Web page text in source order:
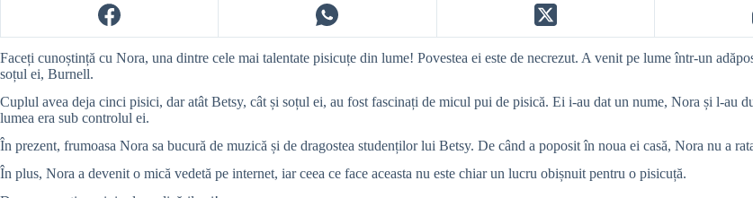
Faceți cunoștință cu Nora, una dintre cele mai talentate pisicuțe din lume! Povestea ei este de necrezut. A venit pe lume într-un
soțul ei, Burnell.
Cuplul avea deja cinci pisici, dar atât Betsy, cât și soțul ei, au fost fascinați de micul pui de pisică. Ei i-au dat un nume, Nora și l-au
lumea era sub controlul ei.
În prezent, frumoasa Nora sa bucură de muzică și de dragostea studenților lui Betsy. De când a poposit în noua ei casă, Nora nu a
În plus, Nora a devenit o mică vedetă pe internet, iar ceea ce face aceasta nu este chiar un lucru obișnuit pentru o pisicuță.